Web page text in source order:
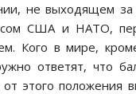
не выходящем
США и НАТО,
Кого в мире,
ответят, что
от этого положения